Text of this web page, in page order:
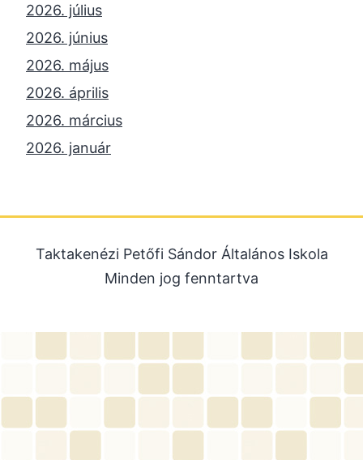
2026. július
2026. június
2026. május
2026. április
2026. március
2026. január
2025. július
2025. június
2025. március
2025. január
2024. december
Taktakenézi Petőfi Sándor Általános Iskola
Minden jog fenntartva